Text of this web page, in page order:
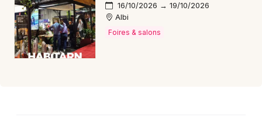
Mon email
16/10/2026 → 19/10/2026
Albi
Foires & salons